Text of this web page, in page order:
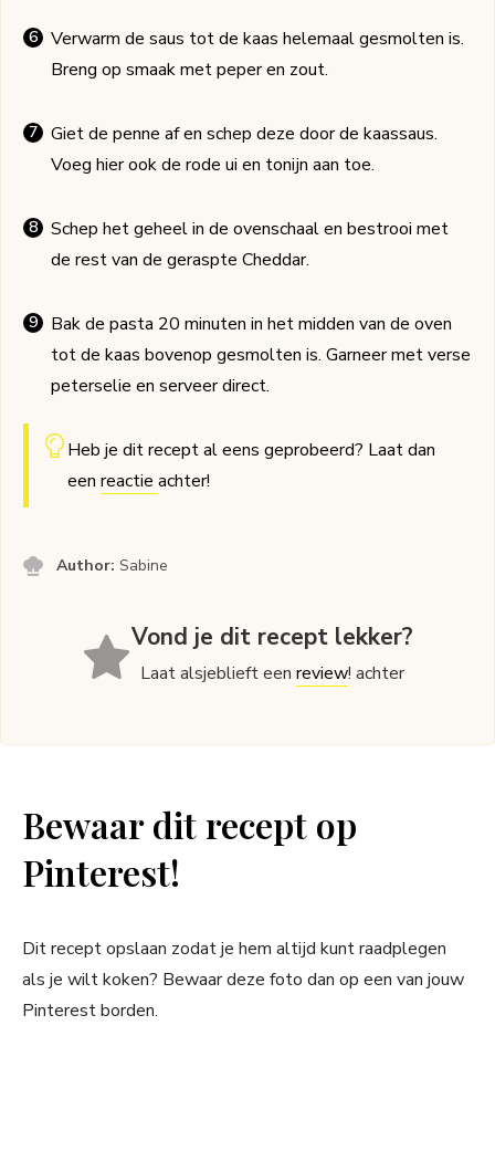
Verwarm de saus tot de kaas helemaal gesmolten is.
Breng op smaak met peper en zout.
Giet de penne af en schep deze door de kaassaus.
Voeg hier ook de rode ui en tonijn aan toe.
Schep het geheel in de ovenschaal en bestrooi met
de rest van de geraspte Cheddar.
Bak de pasta 20 minuten in het midden van de oven
tot de kaas bovenop gesmolten is. Garneer met verse
peterselie en serveer direct.
Heb je dit recept al eens geprobeerd? Laat dan
een reactie achter!
Author:Sabine
Vond je dit recept lekker?
Laat alsjeblieft eenreview! achter
Bewaar dit recept op
Pinterest!
Dit recept opslaan zodat je hem altijd kunt raadplegen
als je wilt koken? Bewaar deze foto dan op een van jouw
Pinterest borden.